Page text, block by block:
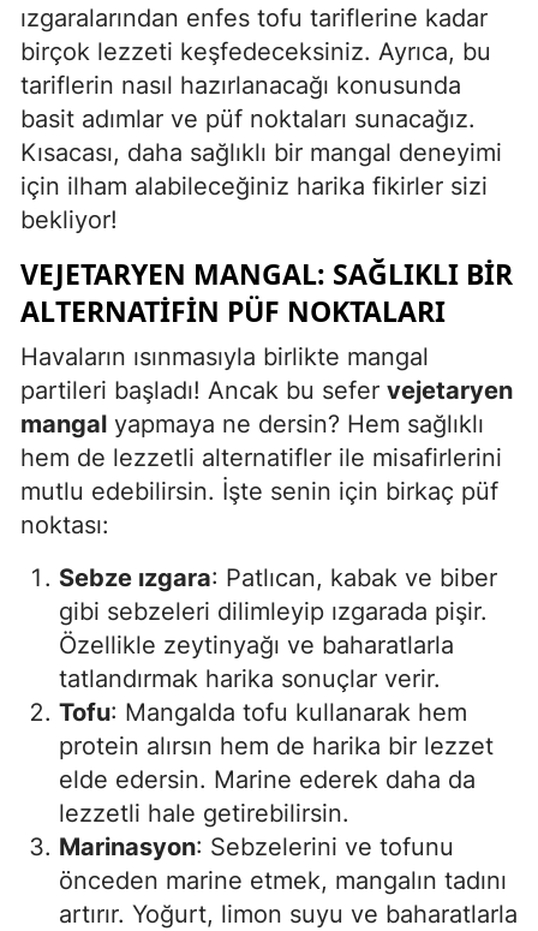
Hatay
Mersin
İstanbul
Kars
Kastamonu
Kayseri
Kırklareli
Kırşehir
Kocaeli
Kütahya
Malatya
Manisa
Kahramanmaraş
Mardin
Muğla
Muş
ızgaralarından enfes tofu tariflerine kadar
birçok lezzeti keşfedeceksiniz. Ayrıca, bu
tariflerin nasıl hazırlanacağı konusunda
basit adımlar ve püf noktaları sunacağız.
Kısacası, daha sağlıklı bir mangal deneyimi
için ilham alabileceğiniz harika fikirler sizi
bekliyor!
VEJETARYEN MANGAL: SAĞLIKLI BIR
ALTERNATIFIN PÜF NOKTALARI
Havaların ısınmasıyla birlikte mangal
partileri başladı! Ancak bu sefer vejetaryen
mangal yapmaya ne dersin? Hem sağlıklı
hem de lezzetli alternatifler ile misafirlerini
mutlu edebilirsin. İşte senin için birkaç püf
noktası:
Sebze ızgara: Patlıcan, kabak ve biber
gibi sebzeleri dilimleyip ızgarada pişir.
Özellikle zeytinyağı ve baharatlarla
tatlandırmak harika sonuçlar verir.
Tofu: Mangalda tofu kullanarak hem
protein alırsın hem de harika bir lezzet
elde edersin. Marine ederek daha da
lezzetli hale getirebilirsin.
Marinasyon: Sebzelerini ve tofunu
önceden marine etmek, mangalın tadını
artırır. Yoğurt, limon suyu ve baharatlarla